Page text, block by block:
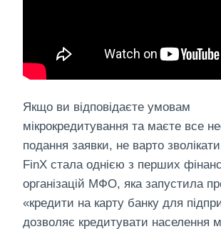
Якщо ви відповідаєте умовам
мікрокредитування та маєте все
подання заявки, не варто
FinX стала однією з перших
організацій МФО, яка запустила
«кредити на карту банку для
дозволяє кредитувати населення